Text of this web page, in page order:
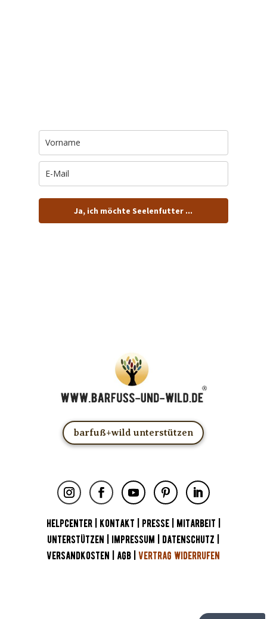
Ja, ich möchte Seelenfutter ...
barfuß+wild unterstützen
HELPCENTER| KONTAKT PRESSE| MITARBEIT
UNTERSTÜTZEN
IMPRESSUM DATENSCHUTZ
VERSANDKOSTEN
AGB |VERTRAG WIDERRUFEN